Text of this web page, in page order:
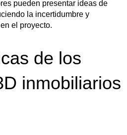
pueden presentar ideas de
la incertidumbre y
el proyecto.
de los
inmobiliarios